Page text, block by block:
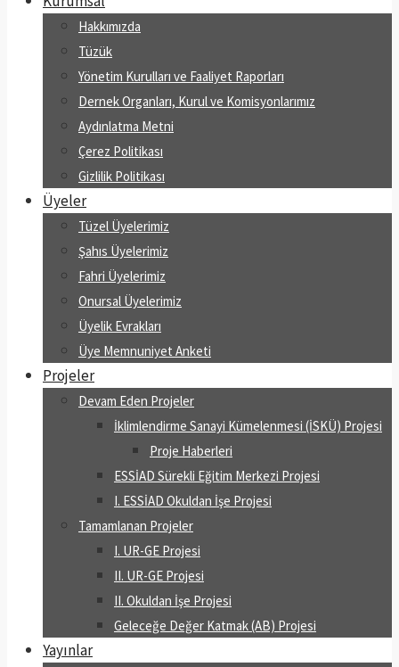
Hakkımızda
Tüzük
Yönetim Kurulları ve Faaliyet Raporları
Dernek Organları, Kurul ve Komisyonlarımız
Aydınlatma Metni
Çerez Politikası
Gizlilik Politikası
Üyeler
Tüzel Üyelerimiz
Şahıs Üyelerimiz
Fahri Üyelerimiz
Onursal Üyelerimiz
Üyelik Evrakları
Üye Memnuniyet Anketi
Projeler
Devam Eden Projeler
İklimlendirme Sanayi Kümelenmesi (İSKÜ) Projesi
Proje Haberleri
ESSİAD Sürekli Eğitim Merkezi Projesi
I. ESSİAD Okuldan İşe Projesi
Tamamlanan Projeler
I. UR-GE Projesi
II. UR-GE Projesi
II. Okuldan İşe Projesi
Geleceğe Değer Katmak (AB) Projesi
Yayınlar